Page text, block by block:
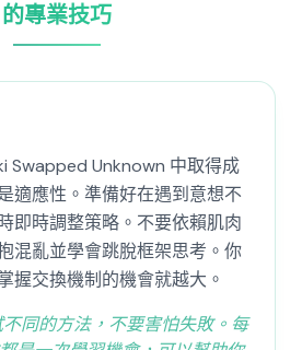
的專業技巧
Swapped Unknown 中取得成
適應性。準備好在遇到意想不
即時調整策略。不要依賴肌肉
混亂並學會跳脫框架思考。你
握交換機制的機會就越大。
不同的方法，不要害怕失敗。每